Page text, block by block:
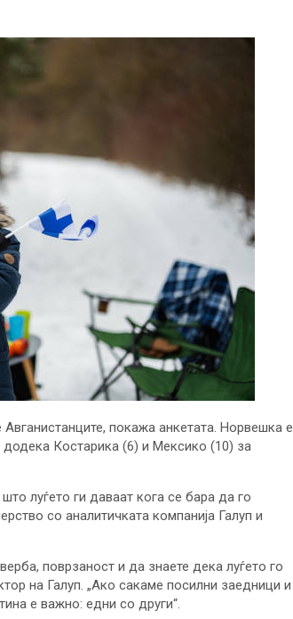
Авганистанците, покажа анкетата. Норвешка е
додека Костарика (6) и Мексико (10) за
луѓето ги даваат кога се бара да го
со аналитичката компанија Галуп и
поврзаност и да знаете дека луѓето го
на Галуп. „Ако сакаме посилни заедници и
е важно: едни со други“.